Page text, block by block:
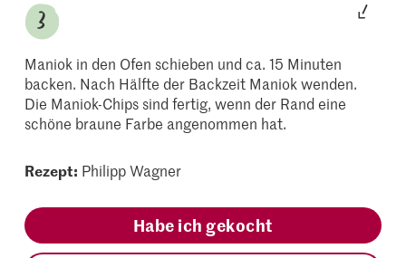
Maniok in den Ofen schieben und ca. 15 Minuten
backen. Nach Hälfte der Backzeit Maniok wenden.
Die Maniok-Chips sind fertig, wenn der Rand eine
schöne braune Farbe angenommen hat.
Rezept: Philipp Wagner
Habe ich gekocht